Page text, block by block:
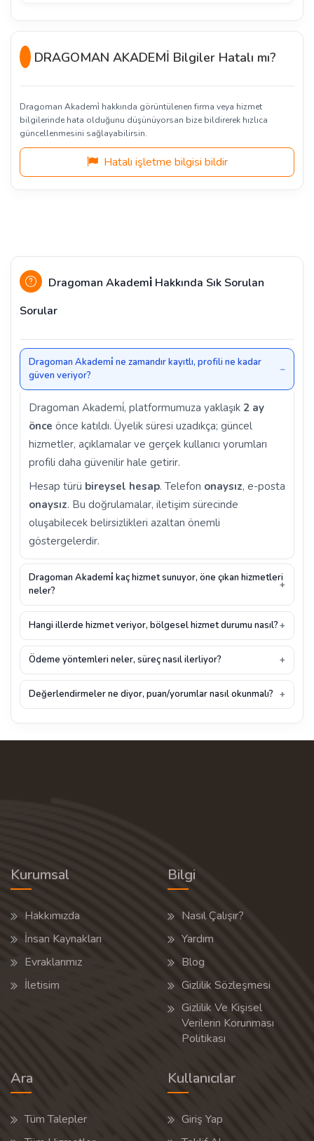
DRAGOMAN AKADEMİ Bilgiler Hatalı mı?
Dragoman Akademi̇ hakkında görüntülenen firma veya hizmet
bilgilerinde hata olduğunu düşünüyorsan bize bildirerek hızlıca
güncellenmesini sağlayabilirsin.
Hatalı işletme bilgisi bildir
Dragoman Akademi̇ Hakkında Sık Sorulan
Sorular
Dragoman Akademi̇ ne zamandır kayıtlı, profili ne kadar
güven veriyor?
Dragoman Akademi̇, platformumuza yaklaşık 2 ay
önce önce katıldı. Üyelik süresi uzadıkça; güncel
hizmetler, açıklamalar ve gerçek kullanıcı yorumları
profili daha güvenilir hale getirir.
Hesap türü bireysel hesap. Telefon onaysız, e-posta
onaysız. Bu doğrulamalar, iletişim sürecinde
oluşabilecek belirsizlikleri azaltan önemli
göstergelerdir.
Dragoman Akademi̇ kaç hizmet sunuyor, öne çıkan hizmetleri
neler?
Hangi illerde hizmet veriyor, bölgesel hizmet durumu nasıl?
Ödeme yöntemleri neler, süreç nasıl ilerliyor?
Değerlendirmeler ne diyor, puan/yorumlar nasıl okunmalı?
Kurumsal
Hakkımızda
İnsan Kaynakları
Evraklarımız
İletisim
Bilgi
Nasıl Çalışır?
Yardım
Blog
Gizlilik Sözleşmesi
Gizlilik Ve Kişisel
Verilerin Korunması
Politikası
Ara
Tüm Talepler
Kullanıcılar
Giriş Yap